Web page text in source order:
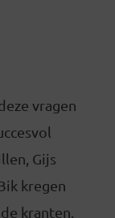
vragen
Gijs
kregen
kranten.